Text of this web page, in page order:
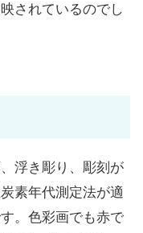
されているのでし
浮き彫り、彫刻が
素年代測定法が適
。色彩画でも赤で